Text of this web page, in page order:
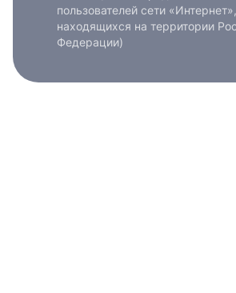
пользователей сети «Интернет»,
находящихся на территории
Федерации)